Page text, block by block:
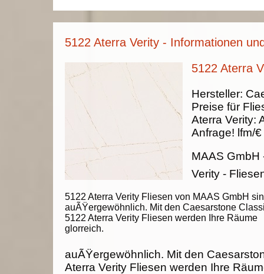
5122 Aterra Verity - Informationen
5122 Aterra
5122 Aterra Verity Fliesen von MAAS GmbH
auÃŸergewöhnlich. Mit den Caesarstone
5122 Aterra Verity Fliesen werden Ihre Räume
glorreich.
Hersteller:
Preise für
Aterra Verity:
Anfrage! lfm/€
MAAS GmbH
Verity -
auÃŸergewöhnlich. Mit den
Aterra Verity Fliesen werden Ihre